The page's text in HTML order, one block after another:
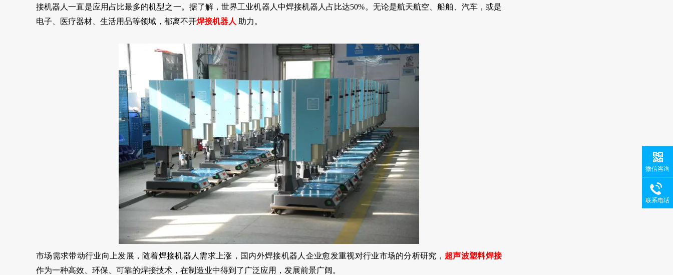
接机器人一直是应用占比最多的机型之一。据了解，世界工业机器人中焊接机器人占比达50%。无论是航天航空、船舶、汽车，或是
电子、医疗器材、生活用品等领域，都离不开焊接机器人 助力。
市场需求带动行业向上发展，随着焊接机器人需求上涨，国内外焊接机器人企业愈发重视对行业市场的分析研究， 超声波塑料焊接
作为一种高效、环保、可靠的焊接技术，在制造业中得到了广泛应用，发展前景广阔。
微信咨询
联系电话